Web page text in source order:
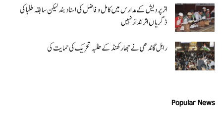
اتر پردیش کےمدارس میں کامل و فاضل کی اسناد بند لیکن سابقہ طلبا کی
ڈگریا ں اثرانداز نہیں
راہل گاندھی نے جھارکھنڈ کے طلبہ تحریک کی حمایت کی
Popular News